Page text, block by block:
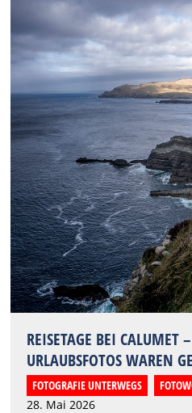
REISETAGE BEI CALUMET
URLAUBSFOTOS WAREN
FOTOGRAFIE UNTERWEGS
28. Mai 2026